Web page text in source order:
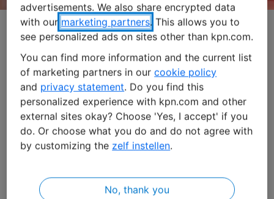
Adresse e-mail *
Prénom *
advertisements. We also share encrypted data
with our marketing partners. This allows you to
see personalized ads on sites other than kpn.com.
You can find more information and the current list
of marketing partners in our cookie policy
and privacy statement. Do you find this
personalized experience with kpn.com and other
external sites okay? Choose 'Yes, I accept' if you
do. Or choose what you do and do not agree with
by customizing the zelf instellen.
No, thank you